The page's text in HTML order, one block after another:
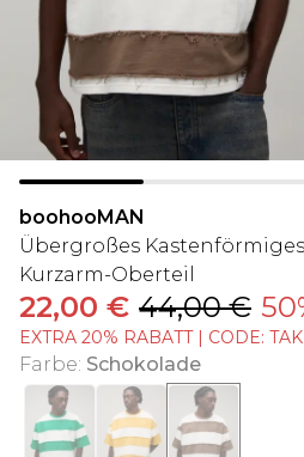
boohooMAN
Übergroßes
Kurzarm-Oberteil
22,00 € 44,00 €
EXTRA 20% RABATT | CODE:
Farbe: Schokolade